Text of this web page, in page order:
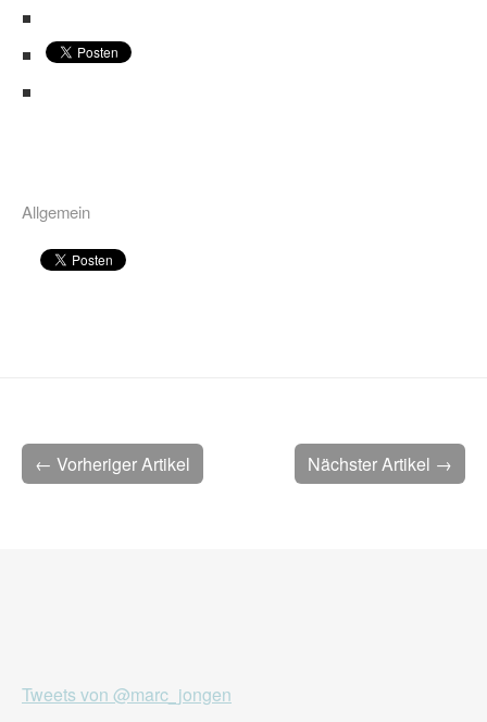
Allgemein
Nächster Artikel →
← Vorheriger Artikel
Tweets von @marc_jongen